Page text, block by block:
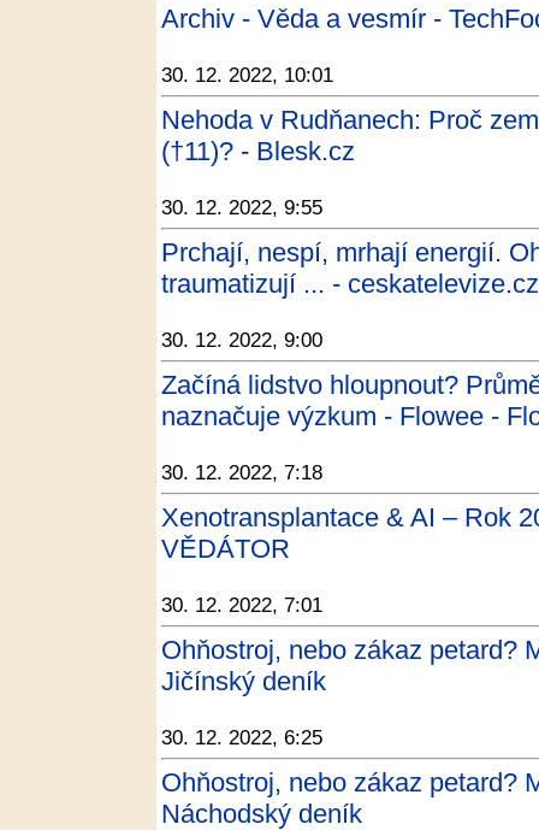
Archiv - Věda a vesmír -
30. 12. 2022, 10:01
Nehoda v Rudňanech: Proč
(†11)? - Blesk.cz
30. 12. 2022, 9:55
Prchají, nespí, mrhají energií.
traumatizují ... -
30. 12. 2022, 9:00
Začíná lidstvo hloupnout?
naznačuje výzkum - Flowee -
30. 12. 2022, 7:18
Xenotransplantace & AI – Rok
VĚDÁTOR
30. 12. 2022, 7:01
Ohňostroj, nebo zákaz petard?
Jičínský deník
30. 12. 2022, 6:25
Ohňostroj, nebo zákaz petard?
Náchodský deník